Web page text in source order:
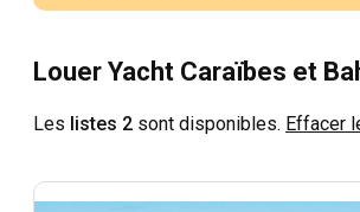
Louer Yacht Caraïbes et
Les listes 2 sont disponibles. Effacer